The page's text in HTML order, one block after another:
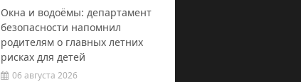
Окна и водоёмы: департамент
безопасности напомнил
родителям о главных летних
рисках для детей
06 августа 2026